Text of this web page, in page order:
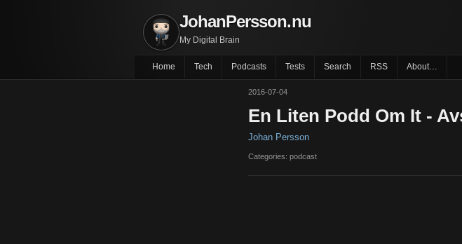
JohanPersson.nu
My Digital Brain
Home Tech Podcasts Tests Search RSS About…
2016-07-04
En Liten Podd Om It -
Johan Persson
Categories: podcast